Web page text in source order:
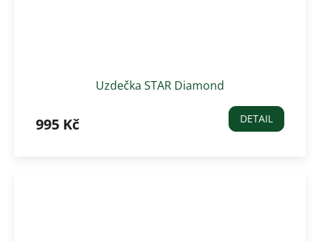
Uzdečka STAR Diamond
995 Kč DETAIL